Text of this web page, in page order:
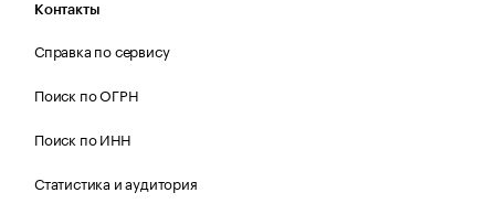
Контакты
Справка по сервису
Поиск по ОГРН
Поиск по ИНН
Статистика и аудитория